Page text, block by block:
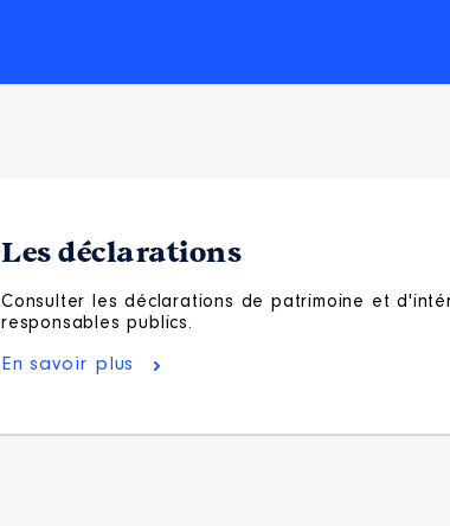
Les déclarations
Consulter les déclarations de patrimoine et
responsables publics.
En savoir plus